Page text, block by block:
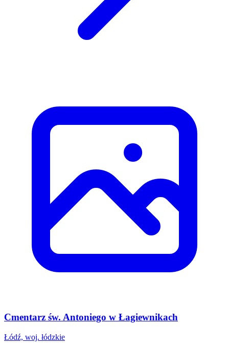
Cmentarz św. Antoniego w Łagiewnikach
Łódź, woj. łódzkie